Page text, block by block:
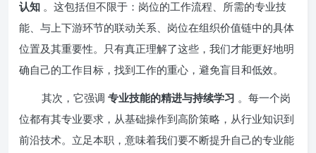
认知 。这包括但不限于：岗位的工作流程、所需的专业技
能、与上下游环节的联动关系、岗位在组织价值链中的具体
位置及其重要性。只有真正理解了这些，我们才能更好地明
确自己的工作目标，找到工作的重心，避免盲目和低效。
其次，它强调 专业技能的精进与持续学习 。每一个岗
位都有其专业要求，从基础操作到高阶策略，从行业知识到
前沿技术。立足本职，意味着我们要不断提升自己的专业能